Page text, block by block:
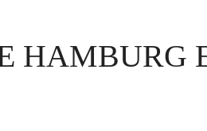
HAMBURG